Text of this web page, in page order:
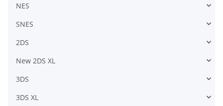
NES
SNES
2DS
New 2DS XL
3DS
3DS XL